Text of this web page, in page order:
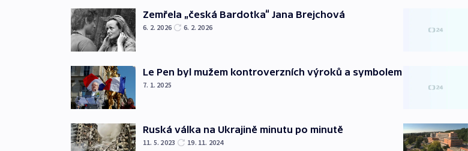
Zemřela „česká Bardotka“ Jana Brejchová
6. 2. 2026 6. 2. 2026
Le Pen byl mužem kontroverzních výroků a symbolem
7. 1. 2025
Ruská válka na Ukrajině minutu po minutě
11. 5. 2023 19. 11. 2024